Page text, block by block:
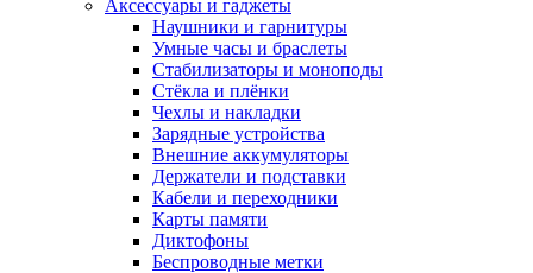
Аксессуары и гаджеты
Наушники и гарнитуры
Умные часы и браслеты
Стабилизаторы и моноподы
Стёкла и плёнки
Чехлы и накладки
Зарядные устройства
Внешние аккумуляторы
Держатели и подставки
Кабели и переходники
Карты памяти
Диктофоны
Беспроводные метки